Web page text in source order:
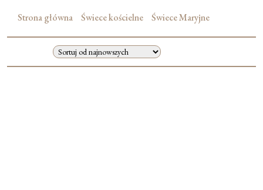
Kontakt
Blog
Strona główna Świece kościelne Świece Maryjne